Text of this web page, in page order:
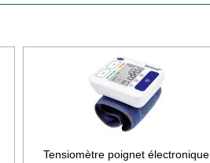
Tensiomètre poignet électronique